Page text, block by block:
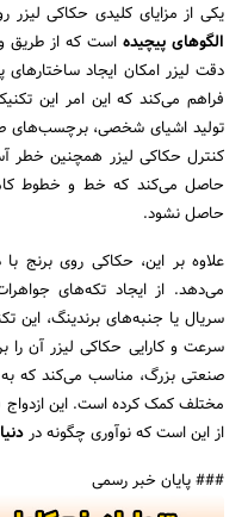
یکی از مزایای کلیدی حکاکی لیزر
الگوهای پیچیده است که از طریق
دقت لیزر امکان ایجاد
فراهم می‌کند که این امر این
تولید اشیای شخصی، برچسب‌های
کنترل حکاکی لیزر همچنین خطر
حاصل می‌کند که خط و خطوط
حاصل نشود.
علاوه بر این، حکاکی روی برنج با
می‌دهد. از ایجاد تکه‌های
سریال یا جنبه‌های برندینگ، این
سرعت و کارایی حکاکی لیزر آن را
صنعتی بزرگ، مناسب می‌کند که
مختلف کمک کرده است. این ازدواج
از این است که نوآوری چگونه در
### پایان خبر رسمی